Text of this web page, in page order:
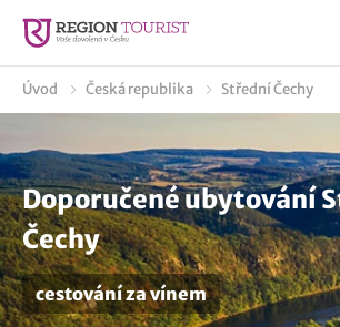
Úvod Česká republika Střední Čechy
Doporučené ubytování
Čechy
cestování za vínem